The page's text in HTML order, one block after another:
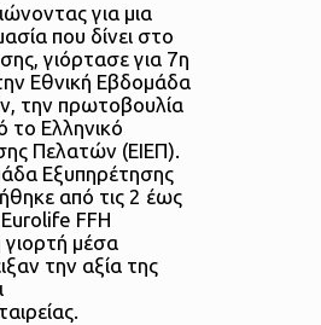
για μια
που δίνει στο
γιόρτασε για 7η
Εθνική Εβδομάδα
την πρωτοβουλία
το Ελληνικό
Πελατών (ΕΙΕΠ).
Εξυπηρέτησης
από τις 2 έως
FFH
γιορτή μέσα
την αξία της